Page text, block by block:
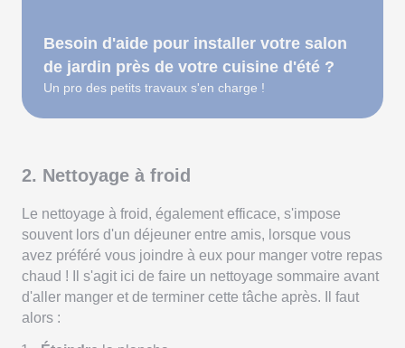
Besoin d'aide pour installer votre salon
de jardin près de votre cuisine d'été ?
Un pro des petits travaux s'en charge !
2. Nettoyage à froid
Le nettoyage à froid, également efficace, s'impose
souvent lors d'un déjeuner entre amis, lorsque vous
avez préféré vous joindre à eux pour manger votre repas
chaud ! Il s'agit ici de faire un nettoyage sommaire avant
d'aller manger et de terminer cette tâche après. Il faut
alors :